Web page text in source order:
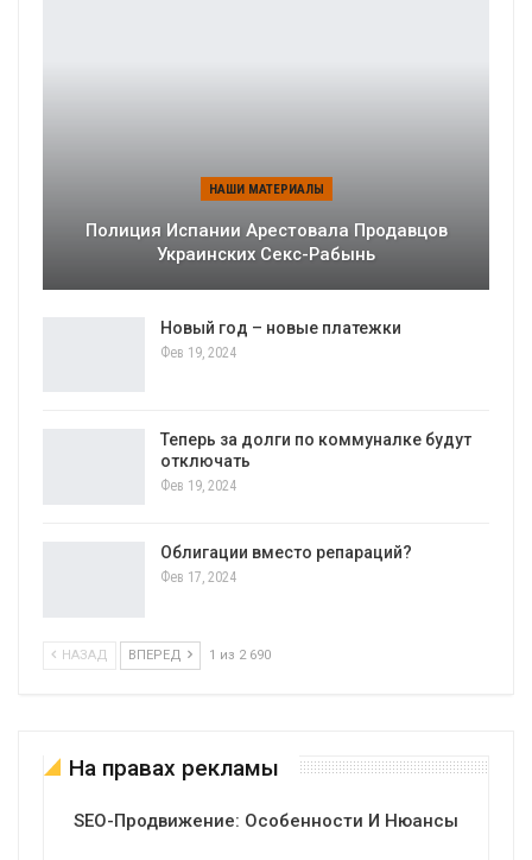
НАШИ МАТЕРИАЛЫ
Полиция Испании Арестовала Продавцов
Украинских Секс-Рабынь
Новый год – новые платежки
Фев 19, 2024
Теперь за долги по коммуналке будут
отключать
Фев 19, 2024
Облигации вместо репараций?
Фев 17, 2024
НАЗАД ВПЕРЕД 1 из 2 690
На правах рекламы
SEO-Продвижение: Особенности И Нюансы